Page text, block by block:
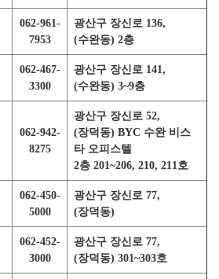
062-961-
7953
광산구 장신로 136,
(수완동) 2층
062-467-
3300
광산구 장신로 141,
(수완동) 3~9층
062-942-
8275
광산구 장신로 52,
(장덕동) BYC 수완 비스
타 오피스텔
2층 201~206, 210, 211호
062-450-
5000
광산구 장신로 77,
(장덕동)
062-452-
3000
광산구 장신로 77,
(장덕동) 301~303호